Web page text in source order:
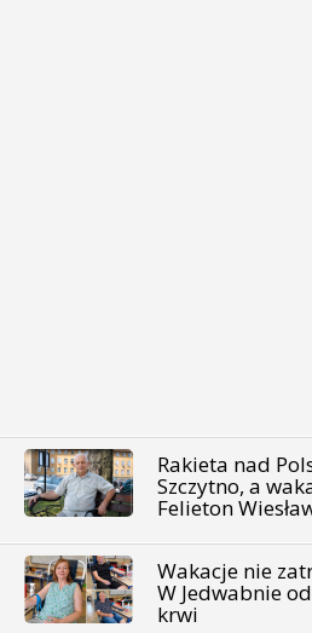
Rakieta nad
Szczytno, a
Felieton
Wakacje nie
W Jedwabnie
krwi